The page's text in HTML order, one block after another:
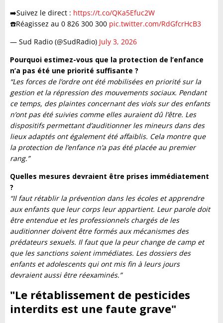
➡️​Suivez le direct : https://t.co/QKa5Efuc2W
​☎️Réagissez au 0 826 300 300 pic.twitter.com/RdGfcrHcB3
— Sud Radio (@SudRadio) July 3, 2026
Pourquoi estimez-vous que la protection de l’enfance
n’a pas été une priorité suffisante ?
“Les forces de l’ordre ont été mobilisées en priorité sur la
gestion et la répression des mouvements sociaux. Pendant
ce temps, des plaintes concernant des viols sur des enfants
n’ont pas été suivies comme elles auraient dû l’être. Les
dispositifs permettant d’auditionner les mineurs dans des
lieux adaptés ont également été affaiblis. Cela montre que
la protection de l’enfance n’a pas été placée au premier
rang.”
Quelles mesures devraient être prises immédiatement
?
“Il faut rétablir la prévention dans les écoles et apprendre
aux enfants que leur corps leur appartient. Leur parole doit
être entendue et les professionnels chargés de les
auditionner doivent être formés aux mécanismes des
prédateurs sexuels. Il faut que la peur change de camp et
que les sanctions soient immédiates. Les dossiers des
enfants et adolescents qui ont mis fin à leurs jours
devraient aussi être réexaminés.”
"Le rétablissement de pesticides
interdits est une faute grave"